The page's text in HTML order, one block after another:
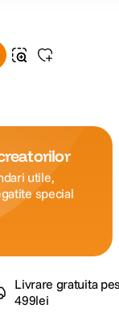
utile,
special
Livrare gratuita
499lei